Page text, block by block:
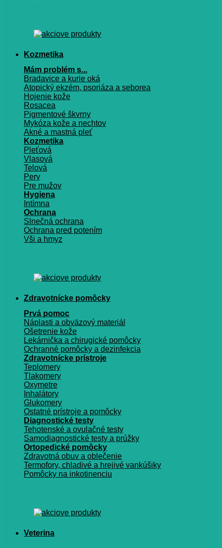
Kozmetika
Mám problém s...
Bradavice a kurie oká
Atopický ekzém, psoriáza a seborea
Hojenie kože
Rosacea
Pigmentové škvrny
Mykóza kože a nechtov
Akné a mastná pleť
Kozmetika
Pleťová
Vlasová
Telová
Pery
Pre mužov
Hygiena
Intímna
Ochrana
Slnečná ochrana
Ochrana pred potením
Vši a hmyz
Zdravotnícke pomôcky
Prvá pomoc
Náplasti a obväzový materiál
Ošetrenie kože
Lekárnička a chirugické pomôcky
Ochranné pomôcky a dezinfekcia
Zdravotnícke prístroje
Teplomery
Tlakomery
Oxymetre
Inhalátory
Glukomery
Ostatné prístroje a pomôcky
Diagnostické testy
Tehotenské a ovulačné testy
Samodiagnostické testy a prúžky
Ortopedické pomôcky
Zdravotná obuv a oblečenie
Termofory, chladivé a hrejivé vankúšiky
Pomôcky na inkotinenciu
Veterina